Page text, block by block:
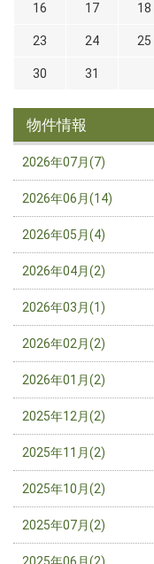
16 17 18
23 24 25
30 31
物件情報
2026年07月(7)
2026年06月(14)
2026年05月(4)
2026年04月(2)
2026年03月(1)
2026年02月(2)
2026年01月(2)
2025年12月(2)
2025年11月(2)
2025年10月(2)
2025年07月(2)